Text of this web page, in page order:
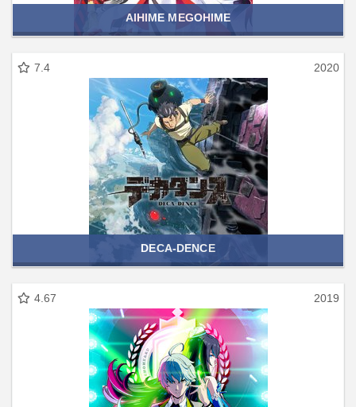
AIHIME MEGOHIME
7.4 2020
DECA-DENCE
4.67 2019